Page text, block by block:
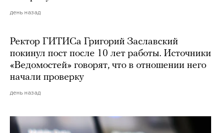
день назад
Ректор ГИТИСа Григорий Заславский
покинул пост после 10 лет работы. Источники
«Ведомостей» говорят, что в отношении него
начали проверку
день назад